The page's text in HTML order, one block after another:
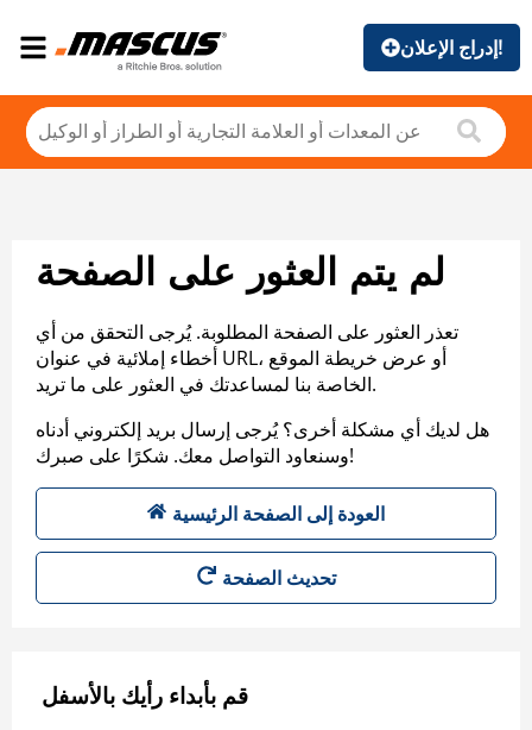
إدراج الإعلان!
لم يتم العثور على الصفحة
تعذر العثور على الصفحة المطلوبة. يُرجى التحقق من أي
أخطاء إملائية في عنوان URL، أو عرض خريطة الموقع
الخاصة بنا لمساعدتك في العثور على ما تريد.
هل لديك أي مشكلة أخرى؟ يُرجى إرسال بريد إلكتروني أدناه
وسنعاود التواصل معك. شكرًا على صبرك!
العودة إلى الصفحة الرئيسية
تحديث الصفحة
قم بأبداء رأيك بالأسفل